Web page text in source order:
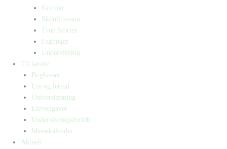
Krimier
Skønlitteratur
True Stories
Fagbøger
Undervisning
Til lærere
Bogkasser
Lix og let-tal
Universlæsning
Elevopgaver
Undervisningsforløb
Messekalender
Aktuelt